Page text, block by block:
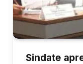
Sindate